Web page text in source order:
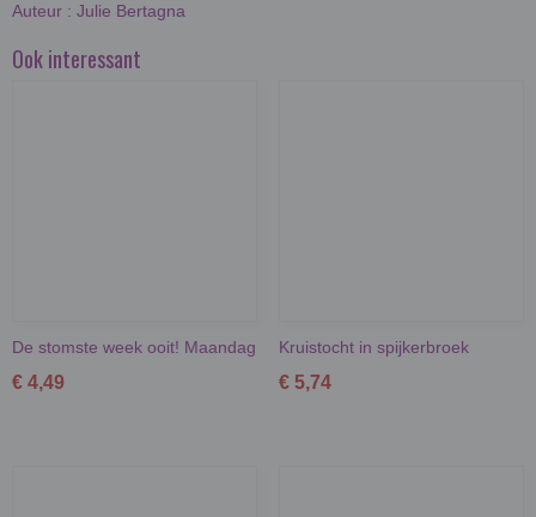
Auteur : Julie Bertagna
Ook interessant
De stomste week ooit! Maandag
€ 4,49
Kruistocht in spijkerbroek
€ 5,74